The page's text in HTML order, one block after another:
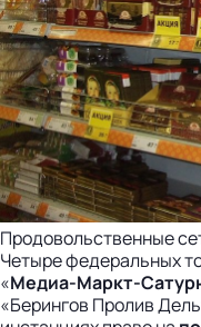
Продовольственные
Четыре федеральных
«Медиа-Маркт-
«Берингов Пролив